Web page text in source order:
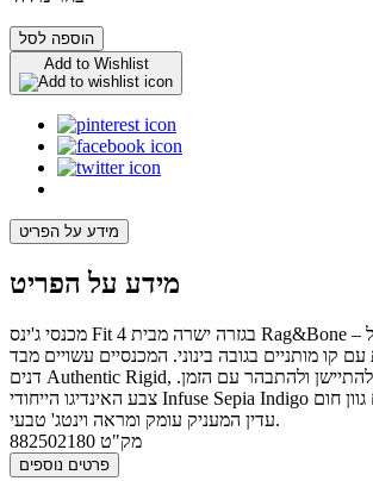
הוספה לסל
Add to Wishlist
מידע על הפריט
מידע על הפריט
מכנסי ג'ינס Fit 4 בגזרה ישרה מבית Rag&Bone – הגזרה הקלאסית של
קו מותניים בגובה בינוני. המכנסיים עשויים מבד
דנים Authentic Rigid, שנועד להתרכך, להתיישן ולהתבהר עם הזמן.
צבע האינדיגו הייחודי Infuse Sepia Indigo פותח במיוחד, עם גוון חום
עדין המעניק עומק ומראה וינטג' טבעי.
מק"ט 882502180
פרטים נוספים